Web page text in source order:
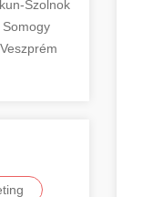
Szolnok
Somogy
Veszprém